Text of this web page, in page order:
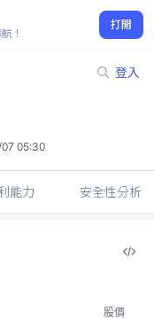
！
打開
登入
05:30
能力 安全性分析